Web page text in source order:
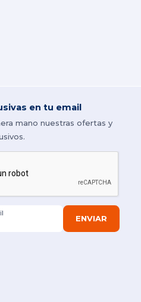
en tu email
mano nuestras ofertas y
ENVIAR